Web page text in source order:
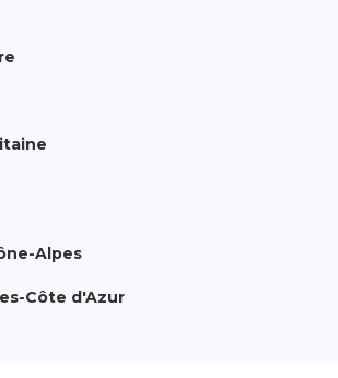
Alpes
Côte d'Azur